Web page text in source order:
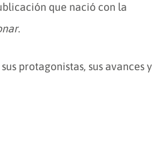
que nació con la
.
protagonistas, sus avances y